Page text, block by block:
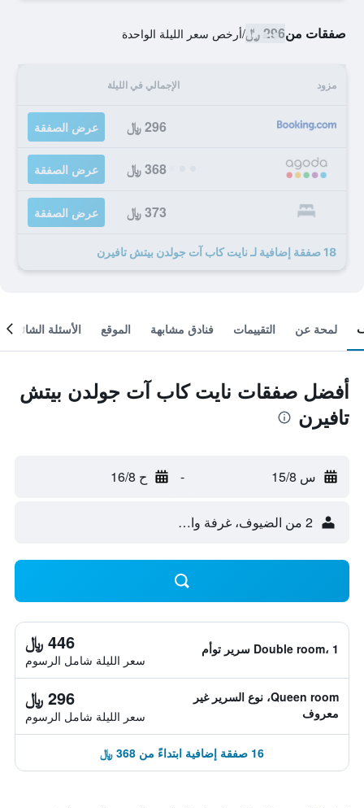
صفقات من296 ﷼ /أرخص سعر الليلة الواحدة
مزود الإجمالي في الليلة
296 ﷼ عرض الصفقة
368 ﷼ عرض الصفقة
373 ﷼ عرض الصفقة
18 صفقة إضافية لـ نايت كاب آت جولدن بيتش تافيرن
لمحة عن التقييمات فنادق مشابهة الموقع الأسئلة الشائعة
أفضل صفقات نايت كاب آت جولدن بيتش
تافيرن
س 15/8 - ح 16/8
2 من الضيوف، غرفة واحدة
Double room، 1 سرير توأم 446 ﷼
سعر الليلة شامل الرسوم
Queen room، نوع السرير غير
معروف
296 ﷼
سعر الليلة شامل الرسوم
16 صفقة إضافية ابتداءً من 368 ﷼